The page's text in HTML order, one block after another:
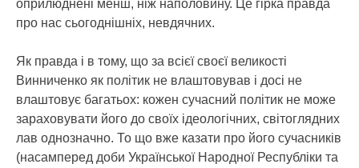
оприлюднені менш, ніж наполовину. Це гірка правда
про нас сьогоднішніх, невдячних.
Як правда і в тому, що за всієї своєї великості
Винниченко як політик не влаштовував і досі не
влаштовує багатьох: кожен сучасний політик не може
зараховувати його до своїх ідеологічних, світоглядних
лав однозначно. То що вже казати про його сучасників
(насамперед доби Української Народної Республіки та